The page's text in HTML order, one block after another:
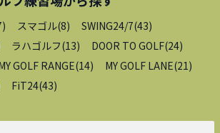
) スマゴル(8) SWING24/7(43)
ラハゴルフ(13) DOOR TO GOLF(24)
GOLF RANGE(14) MY GOLF LANE(21 )
FiT24(43)